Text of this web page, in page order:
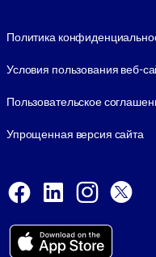
Политика
Условия пользования веб-
Пользовательское
Упрощенная версия сайта
Facebook
LinkedIn